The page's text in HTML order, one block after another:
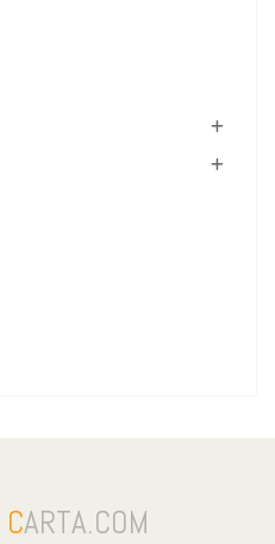
CARTA.COM